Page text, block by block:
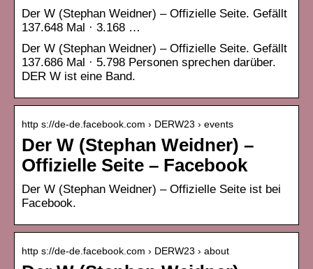
Der W (Stephan Weidner) – Offizielle Seite. Gefällt
137.648 Mal · 3.168 …
Der W (Stephan Weidner) – Offizielle Seite. Gefällt
137.686 Mal · 5.798 Personen sprechen darüber.
DER W ist eine Band.
http s://de-de.facebook.com › DERW23 › events
Der W (Stephan Weidner) –
Offizielle Seite – Facebook
Der W (Stephan Weidner) – Offizielle Seite ist bei
Facebook.
http s://de-de.facebook.com › DERW23 › about